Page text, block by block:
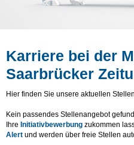
Karriere bei der
Saarbrücker
Hier finden Sie unsere aktuellen
Kein passendes Stellenangebot
Ihre Initiativbewerbung zukommen
Alert und werden über freie Stellen